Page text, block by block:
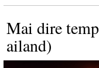
Mai dire
ailand)